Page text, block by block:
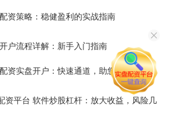
资策略：稳健盈利的实战指南
户流程详解：新手入门指南
资实盘开户：快速通道，助您把握投资良
资平台 软件炒股杠杆：放大收益，风险几